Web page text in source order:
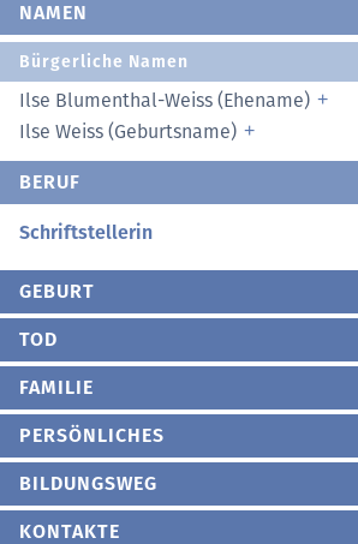
NAMEN
Bürgerliche Namen
Ilse Blumenthal-Weiss (Ehename)
Ilse Weiss (Geburtsname)
BERUF
Schriftstellerin
GEBURT
TOD
FAMILIE
PERSÖNLICHES
BILDUNGSWEG
KONTAKTE